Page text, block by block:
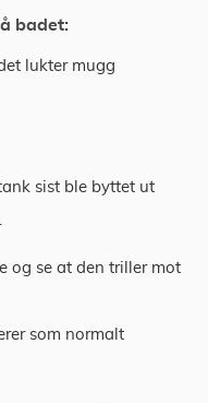
badet:
lukter mugg
sist ble byttet ut
og se at den triller mot
som normalt